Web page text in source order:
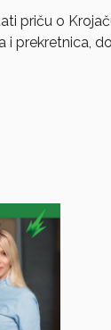
priču o
i prekretnica,